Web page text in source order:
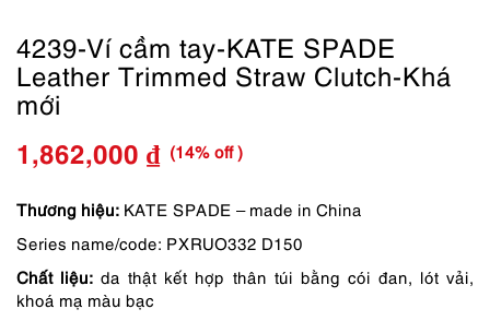
4239-Ví cầm tay-KATE SPADE
Leather Trimmed Straw Clutch-Khá
mới
Giá
gốc
là:
2,190,000 ₫.
1,862,000 ₫
Giá
hiện
tại
là:
(14% off )
Thương hiệu: KATE SPADE – made in China
Series name/code: PXRUO332 D150
Chất liệu: da thật kết hợp thân túi bằng cói đan, lót vải,
khoá mạ màu bạc